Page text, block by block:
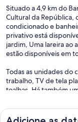
Situado a 4,9 km do
Cultural da República,
condicionado e
privativo está
jardim, Uma lareira ao
estão disponíveis em
Todas as unidades do
trabalho, TV de tela
toalhas. Há também
utensílios de cozinha.